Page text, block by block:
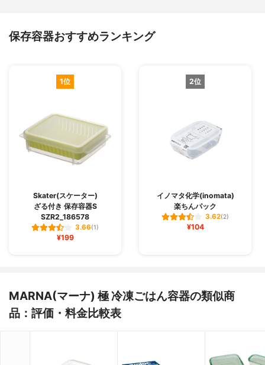
保存容器おすすめランキング
1位
Skater(スケーター)
ざる付き 保存容器S
SZR2_186578
3.66(1)
¥199
2位
イノマタ化学(inomata)
楽ちんパック
3.62(2)
¥104
MARNA(マーナ) 極 冷凍ごはん容器の類似商
品：評価・料金比較表